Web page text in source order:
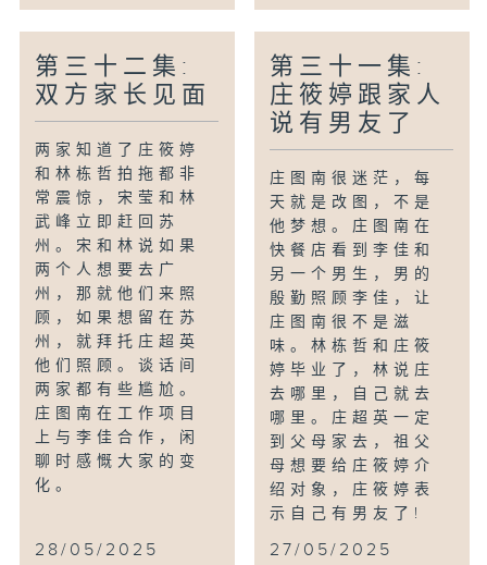
第三十二集:
双方家长见面
两家知道了庄筱婷
和林栋哲拍拖都非
常震惊，宋莹和林
武峰立即赶回苏
州。宋和林说如果
两个人想要去广
州，那就他们来照
顾，如果想留在苏
州，就拜托庄超英
他们照顾。谈话间
两家都有些尴尬。
庄图南在工作项目
上与李佳合作，闲
聊时感慨大家的变
化。
28/05/2025
第三十一集:
庄筱婷跟家人
说有男友了
庄图南很迷茫，每
天就是改图，不是
他梦想。庄图南在
快餐店看到李佳和
另一个男生，男的
殷勤照顾李佳，让
庄图南很不是滋
味。林栋哲和庄筱
婷毕业了，林说庄
去哪里，自己就去
哪里。庄超英一定
到父母家去，祖父
母想要给庄筱婷介
绍对象，庄筱婷表
示自己有男友了!
27/05/2025